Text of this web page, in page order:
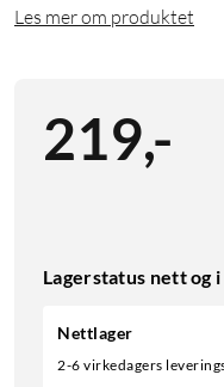
Les mer om produktet
219,-
Lagerstatus nett og
Nettlager
2-6 virkedagers